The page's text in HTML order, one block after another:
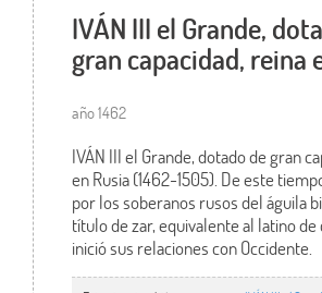
IVÁN III el Grande,
gran capacidad, reina
año 1462
IVÁN III el Grande, dotado de gran
en Rusia (1462-1505). De este
por los soberanos rusos del águila
título de zar, equivalente al latino de
inició sus relaciones con Occidente.